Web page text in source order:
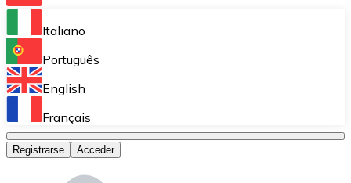
Bitnovo Ramp
Integra nuestra solución en tu plataforma.
Bitnovo Giftcards
Bitnovo OTC
Italiano
Português
English
Français
Registrarse Acceder